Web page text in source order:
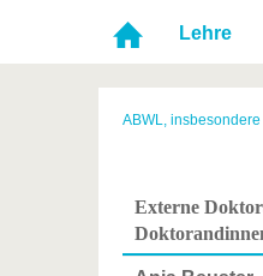
Partnerschaften &
Strukturwandel
Lehre
ABWL,
Externe